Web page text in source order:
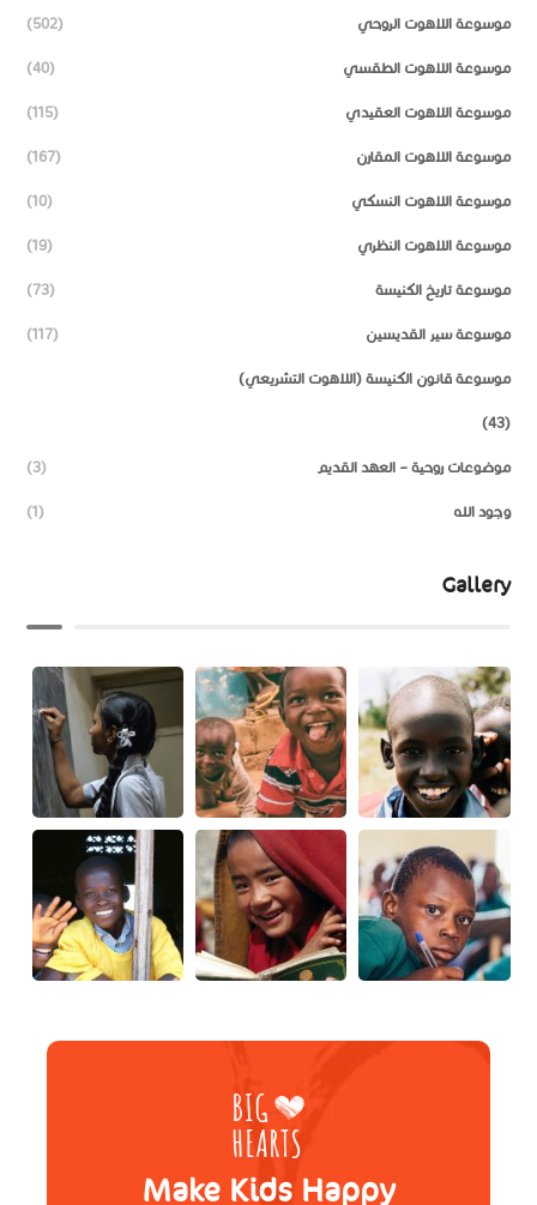
موسوعة اللاهوت الروحي (502)
موسوعة اللاهوت الطقسي (40)
موسوعة اللاهوت العقيدي (115)
موسوعة اللاهوت المقارن (167)
موسوعة اللاهوت النسكي (10)
موسوعة اللاهوت النظري (19)
موسوعة تاريخ الكنيسة (73)
موسوعة سير القديسين (117)
موسوعة قانون الكنيسة (اللاهوت التشريعي)
(43)
موضوعات روحية – العهد القديم (3)
وجود الله (1)
Gallery
Make Kids Happy